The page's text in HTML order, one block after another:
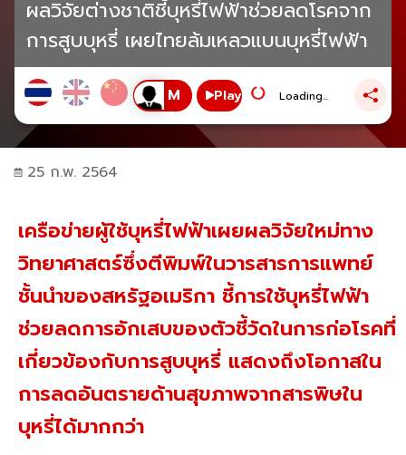
ผลวิจัยต่างชาติชี้บุหรี่ไฟฟ้าช่วยลดโรคจาก
การสูบบุหรี่ เผยไทยล้มเหลวแบนบุหรี่ไฟฟ้า
Play Loading...
25 ก.พ. 2564
เครือข่ายผู้ใช้บุหรี่ไฟฟ้าเผยผลวิจัยใหม่ทาง
วิทยาศาสตร์ซึ่งตีพิมพ์ในวารสารการแพทย์
ชั้นนำของสหรัฐอเมริกา ชี้การใช้บุหรี่ไฟฟ้า
ช่วยลดการอักเสบของตัวชี้วัดในการก่อโรคที่
เกี่ยวข้องกับการสูบบุหรี่ แสดงถึงโอกาสใน
การลดอันตรายด้านสุขภาพจากสารพิษใน
บุหรี่ได้มากกว่า